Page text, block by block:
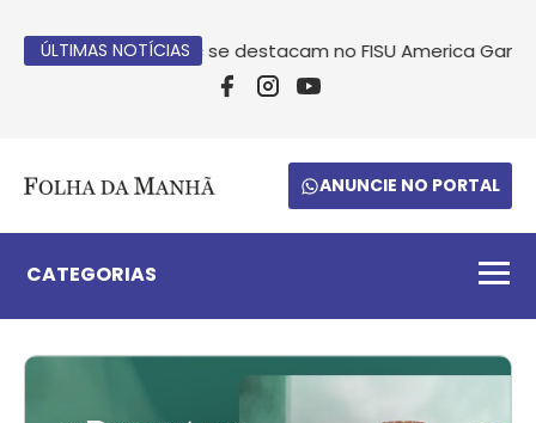
ÚLTIMAS NOTÍCIAS
da Unoesc se destacam no FISU America Games no
ANUNCIE NO PORTAL
CATEGORIAS